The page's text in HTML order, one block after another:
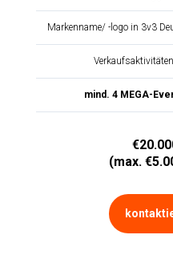
Markenname/ -logo in 3v3
mind. 4 MEGA-
(max.